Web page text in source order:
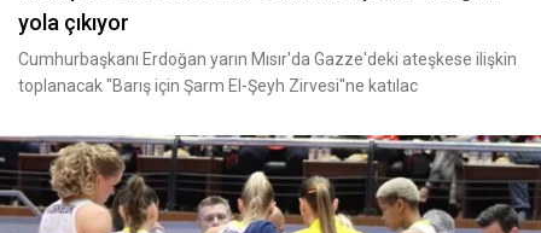
yola çıkıyor
Cumhurbaşkanı Erdoğan yarın Mısır'da Gazze'deki ateşkese ilişkin
toplanacak "Barış için Şarm El-Şeyh Zirvesi"ne katılac